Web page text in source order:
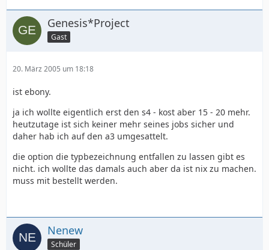
Genesis*Project
Gast
20. März 2005 um 18:18
ist ebony.
ja ich wollte eigentlich erst den s4 - kost aber 15 - 20 mehr.
heutzutage ist sich keiner mehr seines jobs sicher und
daher hab ich auf den a3 umgesattelt.
die option die typbezeichnung entfallen zu lassen gibt es
nicht. ich wollte das damals auch aber da ist nix zu machen.
muss mit bestellt werden.
Nenew
Schüler